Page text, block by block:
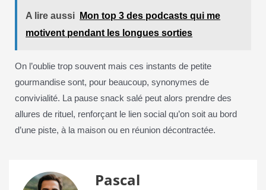
A lire aussi
Mon top 3 des podcasts qui me
motivent pendant les longues sorties
On l’oublie trop souvent mais ces instants de petite
gourmandise sont, pour beaucoup, synonymes de
convivialité. La pause snack salé peut alors prendre des
allures de rituel, renforçant le lien social qu’on soit au bord
d’une piste, à la maison ou en réunion décontractée.
Pascal